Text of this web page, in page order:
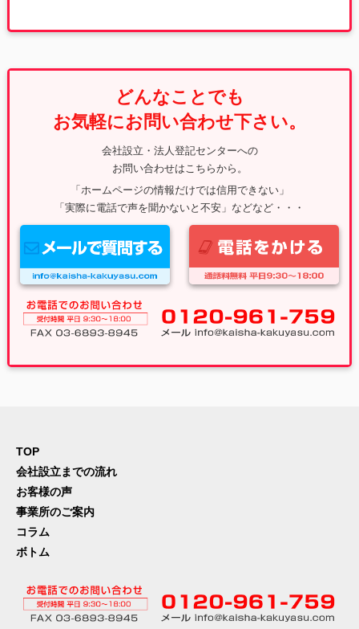
どんなことでも
お気軽にお問い合わせ下さい。
会社設立・法人登記センターへの
お問い合わせはこちらから。
「ホームページの情報だけでは信用できない」
「実際に電話で声を聞かないと不安」などなど・・・
TOP
会社設立までの流れ
お客様の声
事業所のご案内
コラム
ボトム